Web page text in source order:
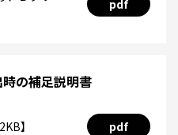
pdf
の補足説明書
】 pdf